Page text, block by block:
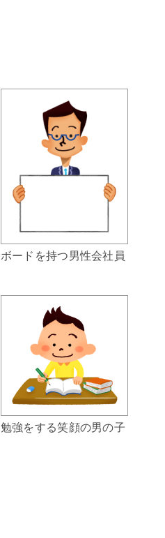
ボードを持つ男性会社員
勉強をする笑顔の男の子